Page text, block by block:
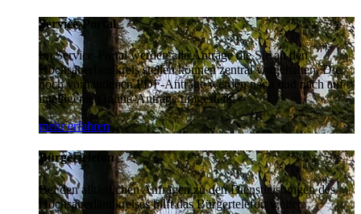
Service-Portal
Im Service-Portal werden alle Anträge die Sie an den
Hochsauerlandkreis stellen können zentral vorgehalten. Die
noch vorhandenen PDF-Anträge werden nach und nach auf
intelligente Online-Anträge umgestellt.
mehr erfahren
Bürgertelefon
Bei den alltäglichen Anfragen zu den Dienstleistungen des
Hochsauerlandkreises hilft das Bürgertelefon weiter.